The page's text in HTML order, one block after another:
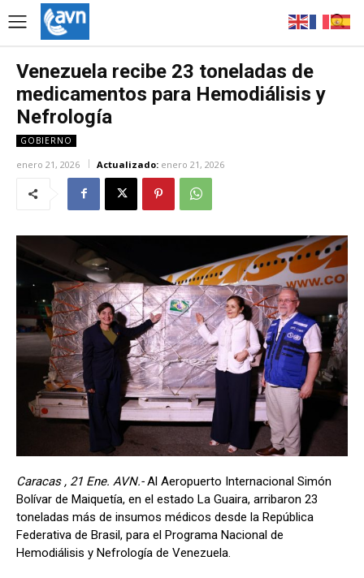
Venezuela recibe 23 toneladas de
medicamentos para Hemodiálisis y
Nefrología
GOBIERNO
enero 21, 2026 Actualizado: enero 21, 2026
Caracas , 21 Ene. AVN.-Al Aeropuerto Internacional Simón
Bolívar de Maiquetía, en el estado La Guaira, arribaron 23
toneladas más de insumos médicos desde la República
Federativa de Brasil, para el Programa Nacional de
Hemodiálisis y Nefrología de Venezuela.